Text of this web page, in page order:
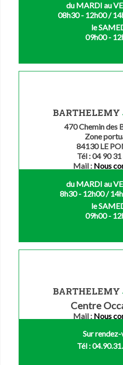
du MARDI au
08h30 - 12h00 /
le
09h00 -
BARTHELEMY
470 Chemin des
Zone
84130 LE
Tél : 04 90
Mail : Nous
du MARDI au
8h30 - 12h00 /
le
09h00 -
BARTHELEMY
Centre
Mail : Nous
Sur rendez-
Tél :